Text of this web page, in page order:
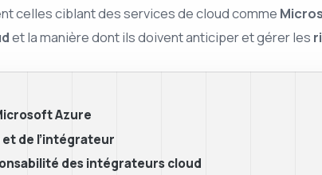
celles ciblant des services de cloud comme
et la manière dont ils doivent anticiper et gérer les
Azure
de l’intégrateur
des intégrateurs cloud